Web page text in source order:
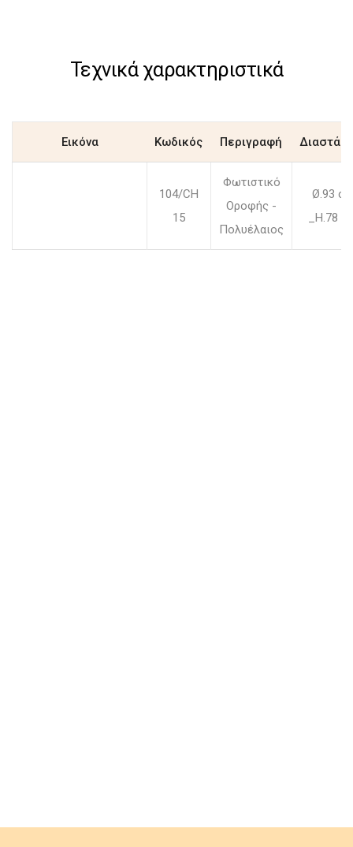
Τεχνικά χαρακτηριστικά
Εικόνα Κωδικός Περιγραφή
104/CH
15
Φωτιστικό
Οροφής -
Πολυέλαιος
Ø.93
_H.78